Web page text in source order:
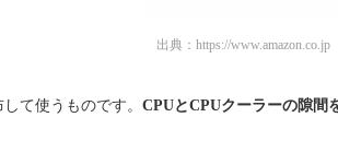
出典： https://www.amazon.co.jp
て使うものです。 CPUとCPUクーラーの隙間